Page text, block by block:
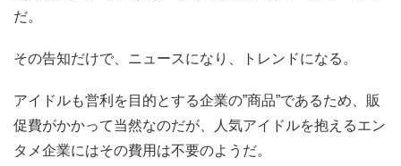
だ。
その告知だけで、ニュースになり、トレンドになる。
アイドルも営利を目的とする企業の”商品”であるため、販
促費がかかって当然なのだが、人気アイドルを抱えるエン
タメ企業にはその費用は不要のようだ。